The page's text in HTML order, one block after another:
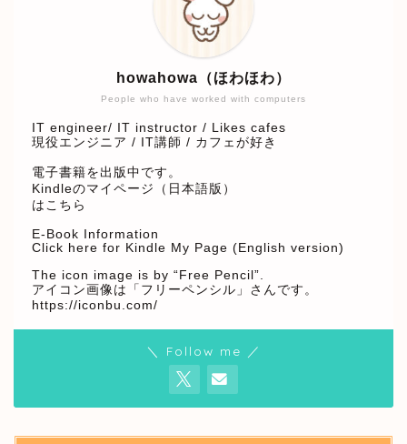
People who have worked with computers
howahowa（ほわほわ）
IT engineer/ IT instructor / Likes cafes
現役エンジニア / IT講師 / カフェが好き
電子書籍を出版中です。
Kindleのマイページ（日本語版）
はこちら
E-Book Information
Click here for Kindle My Page (English version)
The icon image is by “Free Pencil”.
アイコン画像は「フリーペンシル」さんです。
https://iconbu.com/
＼ Follow me ／